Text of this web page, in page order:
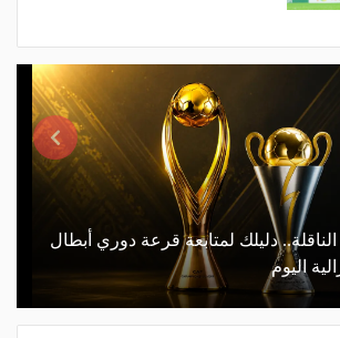
الناقلة.. دليلك لمتابعة قرعة دوري أبطال
اليوم